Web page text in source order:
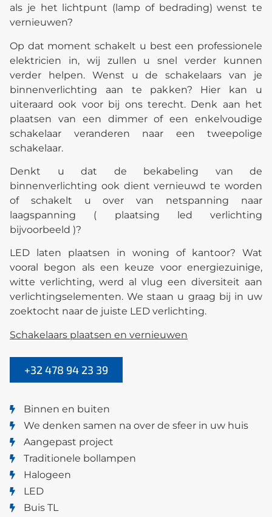
als je het lichtpunt (lamp of bedrading) wenst te
vernieuwen?
Op dat moment schakelt u best een professionele
elektricien in, wij zullen u snel verder kunnen
verder helpen. Wenst u de schakelaars van je
binnenverlichting aan te pakken? Hier kan u
uiteraard ook voor bij ons terecht. Denk aan het
plaatsen van een dimmer of een enkelvoudige
schakelaar veranderen naar een tweepolige
schakelaar.
Denkt u dat de bekabeling van de
binnenverlichting ook dient vernieuwd te worden
of schakelt u over van netspanning naar
laagspanning ( plaatsing led verlichting
bijvoorbeeld )?
LED laten plaatsen in woning of kantoor? Wat
vooral begon als een keuze voor energiezuinige,
witte verlichting, werd al vlug een diversiteit aan
verlichtingselementen. We staan u graag bij in uw
zoektocht naar de juiste LED verlichting.
Schakelaars plaatsen en vernieuwen
+32 478 94 23 39
Binnen en buiten
We denken samen na over de sfeer in uw huis
Aangepast project
Traditionele bollampen
Halogeen
LED
Buis TL